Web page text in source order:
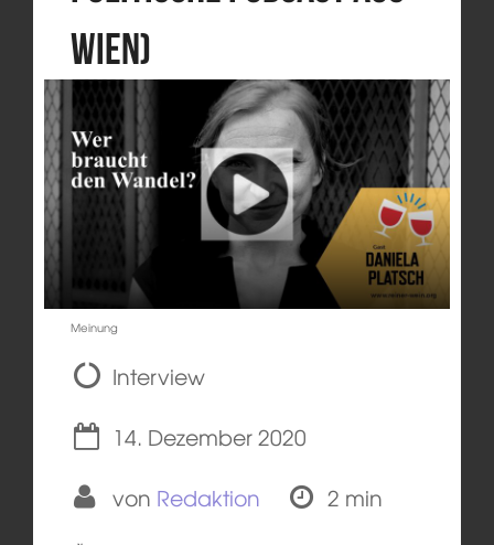
Wien)
Meinung
Interview
14. Dezember 2020
von Redaktion
2 min